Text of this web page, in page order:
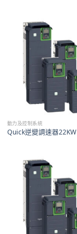
動力及控制系統
Quick逆變調速器22KW